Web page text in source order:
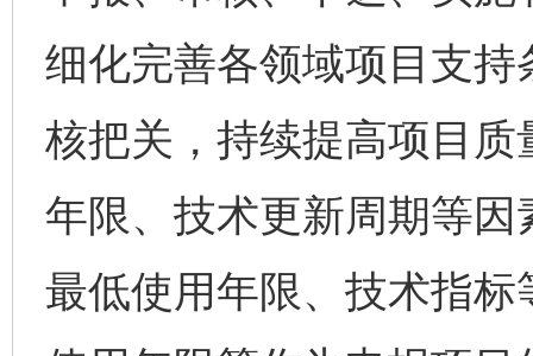
细化完善各领域项目支
核把关，持续提高项目
年限、技术更新周期等
最低使用年限、技术指